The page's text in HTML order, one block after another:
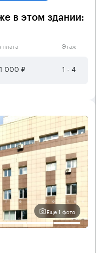
в этом здании:
Этаж
000 ₽ 1 - 4
Еще 1 фото